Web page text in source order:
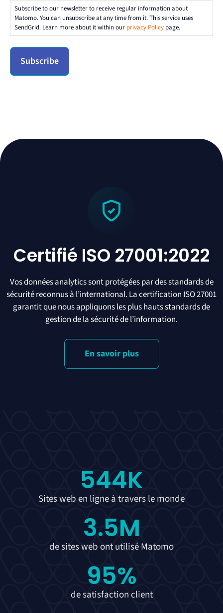
Subscribe to our newsletter to receive regular information about
Matomo. You can unsubscribe at any time from it. This service uses
SendGrid. Learn more about it within our privacy Policy page.
Certifié ISO 27001:2022
Vos données analytics sont protégées par des standards de
sécurité reconnus à l’international. La certification ISO 27001
garantit que nous appliquons les plus hauts standards de
gestion de la sécurité de l’information.
En savoir plus
Sites web en ligne à travers le monde
544K
de sites web ont utilisé Matomo
3.5M
de satisfaction client
95%